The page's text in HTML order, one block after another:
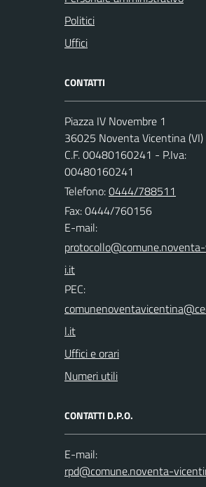
Politici
Uffici
CONTATTI
Piazza IV Novembre 1
36025 Noventa Vicentina (VI)
C.F. 00480160241 - P.Iva:
00480160241
Telefono:0444/788511
Fax: 0444/760156
E-mail:
PEC:
Uffici e orari
Numeri utili
CONTATTI D.P.O.
E-mail: